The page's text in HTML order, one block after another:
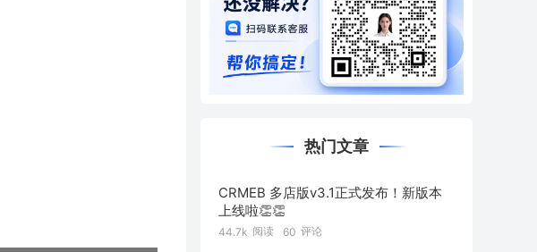
热门文章
CRMEB 多店版v3.1正式发布！新版本
上线啦👏👏
44.7k 阅读 60 评论